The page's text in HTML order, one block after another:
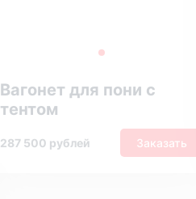
Вагонет для пони с
тентом
287 500 рублей Заказать